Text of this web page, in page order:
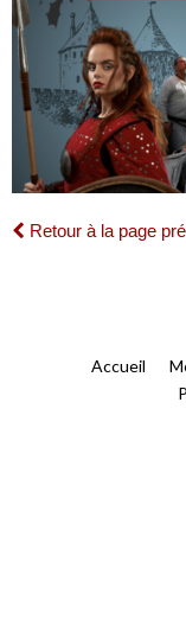
Retour à la page
Accueil